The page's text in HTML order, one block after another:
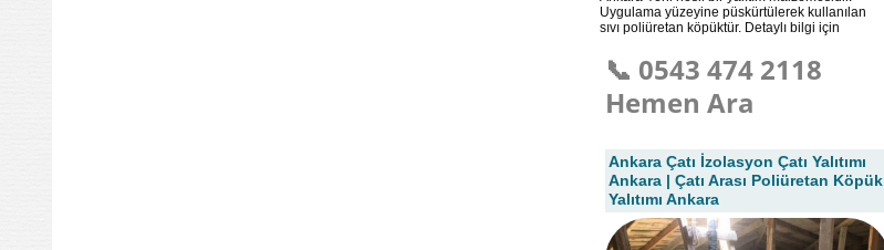
Uygulama yüzeyine püskürtülerek kullanılan
sıvı poliüretan köpüktür. Detaylı bilgi için
📞 0543 474 2118
Hemen Ara
Ankara Çatı İzolasyon Çatı Yalıtımı
Ankara | Çatı Arası Poliüretan Köpük
Yalıtımı Ankara